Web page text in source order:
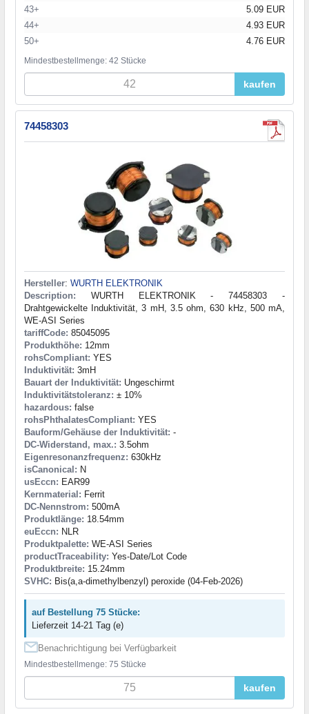
43+
5.09 EUR
44+
4.93 EUR
50+
4.76 EUR
Mindestbestellmenge: 42 Stücke
kaufen
74458303
Hersteller: WURTH ELEKTRONIK
Description: WURTH ELEKTRONIK - 74458303 -
Drahtgewickelte Induktivität, 3 mH, 3.5 ohm, 630 kHz, 500 mA,
WE-ASI Series
tariffCode: 85045095
Produkthöhe: 12mm
rohsCompliant: YES
Induktivität: 3mH
Bauart der Induktivität: Ungeschirmt
Induktivitätstoleranz: ± 10%
hazardous: false
rohsPhthalatesCompliant: YES
Bauform/Gehäuse der Induktivität: -
DC-Widerstand, max.: 3.5ohm
Eigenresonanzfrequenz: 630kHz
isCanonical: N
usEccn: EAR99
Kernmaterial: Ferrit
DC-Nennstrom: 500mA
Produktlänge: 18.54mm
euEccn: NLR
Produktpalette: WE-ASI Series
productTraceability: Yes-Date/Lot Code
Produktbreite: 15.24mm
SVHC: Bis(a,a-dimethylbenzyl) peroxide (04-Feb-2026)
auf Bestellung 75 Stücke:
Lieferzeit 14-21 Tag (e)
Benachrichtigung bei Verfügbarkeit
Mindestbestellmenge: 75 Stücke
kaufen